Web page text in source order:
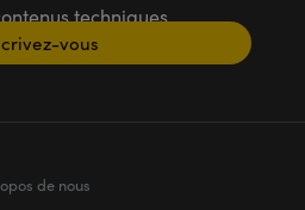
techniques
vous
de nous